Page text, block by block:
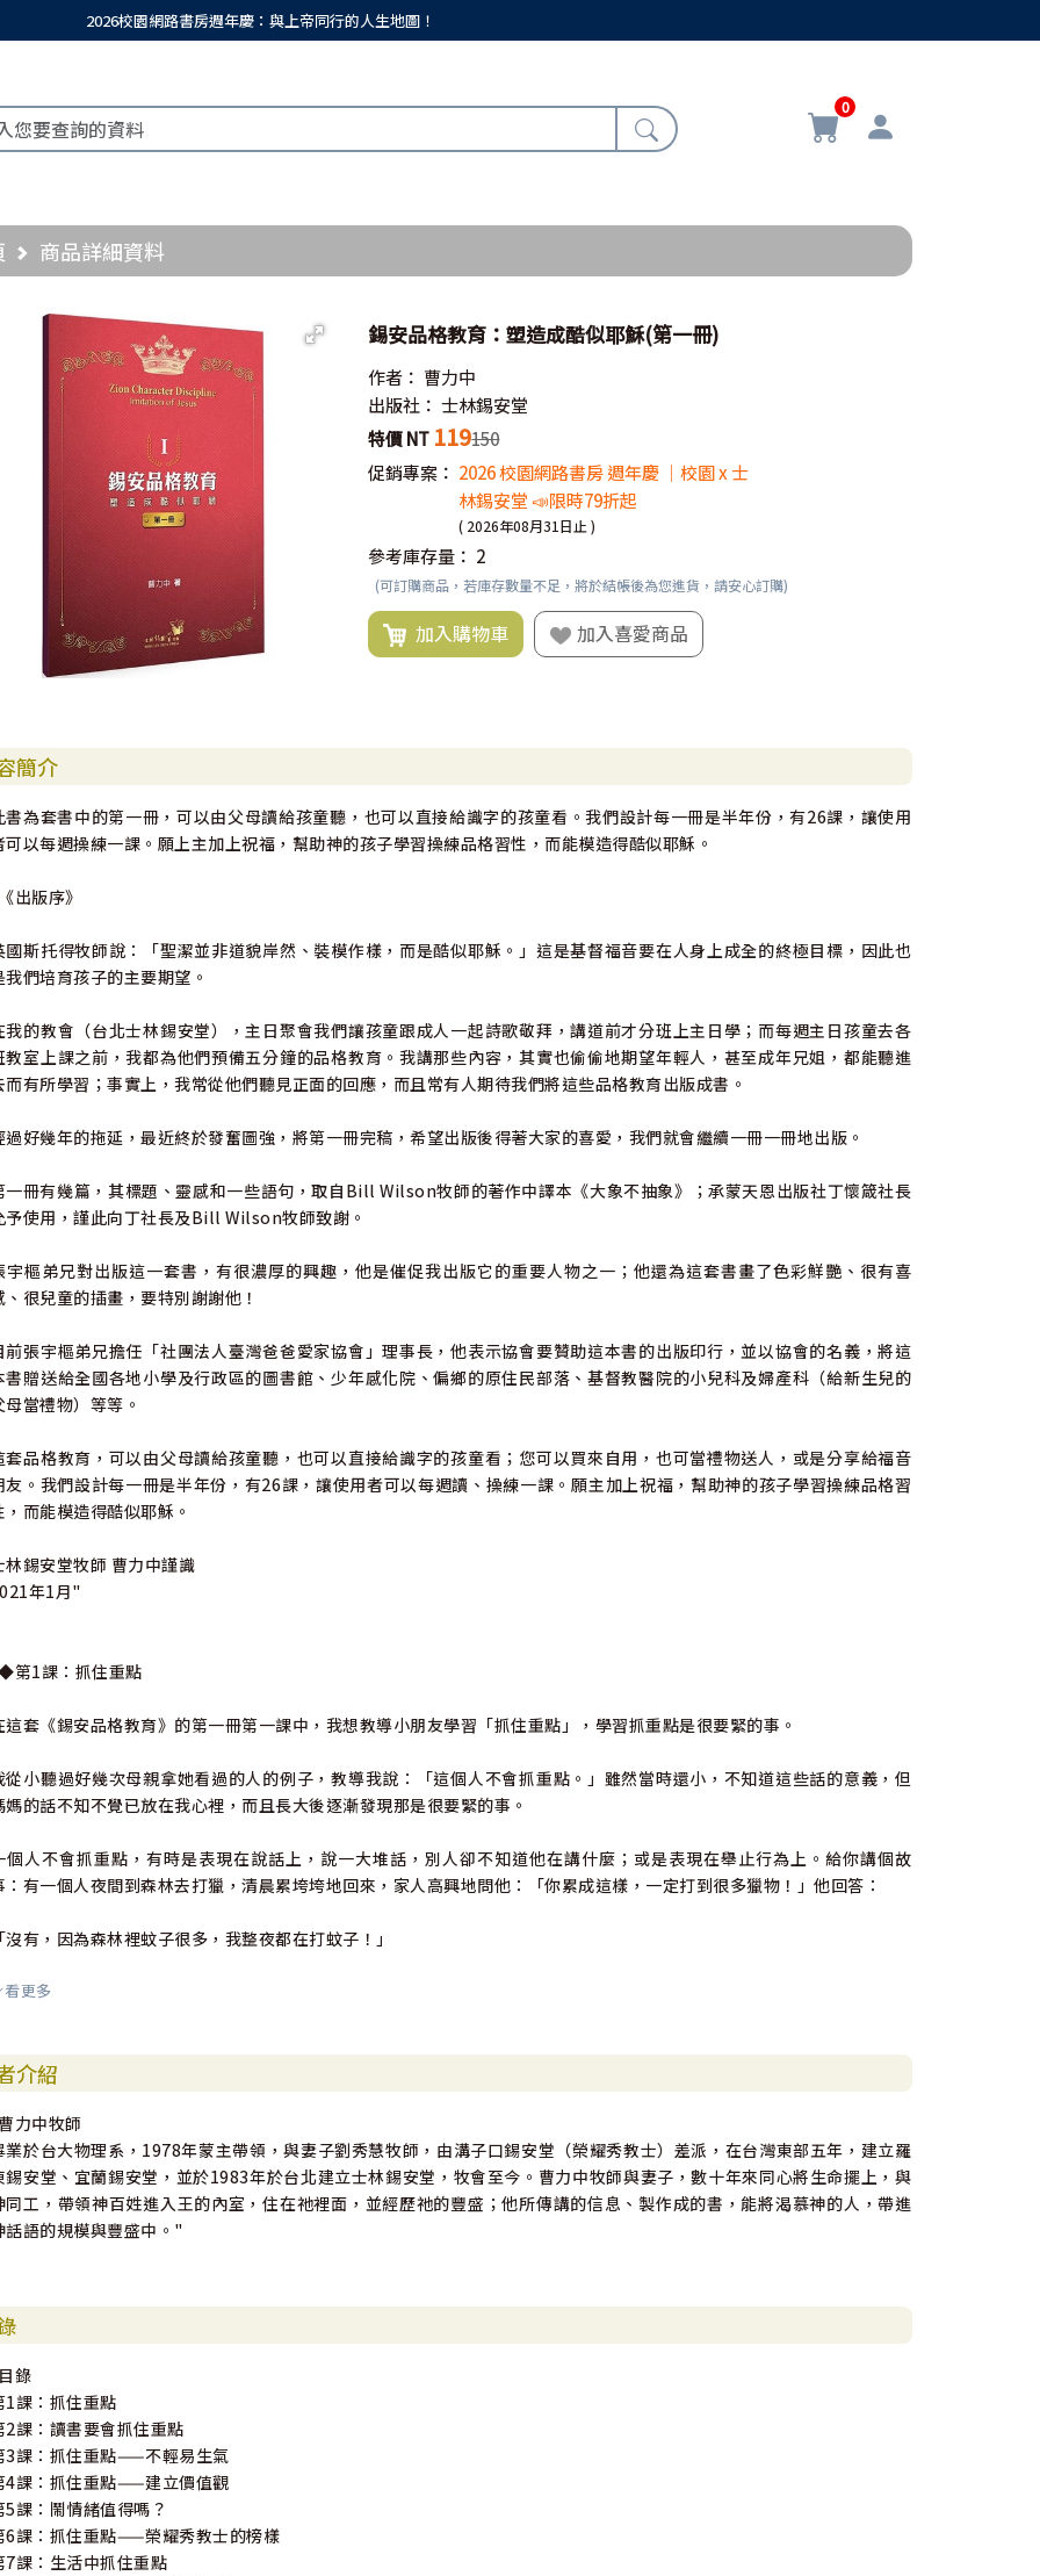
2026校園網路書房週年慶：與上帝同行的人生地圖！
0
商品詳細資料
錫安品格教育：塑造成酷似耶穌(第一冊)
作者： 曹力中
出版社： 士林錫安堂
特價 NT 119150
促銷專案： 2026 校園網路書房 週年慶 ｜校園 x 士
林錫安堂 📣限時79折起
( 2026年08月31日止 )
參考庫存量： 2
(可訂購商品，若庫存數量不足，將於結帳後為您進貨，請安心訂購)
加入購物車 加入喜愛商品
簡介
書為套書中的第一冊，可以由父母讀給孩童聽，也可以直接給識字的孩童看。我們設計每一冊是半年份，有26課，讓使用
可以每週操練一課。願上主加上祝福，幫助神的孩子學習操練品格習性，而能模造得酷似耶穌。
出版序》
國斯托得牧師說：「聖潔並非道貌岸然、裝模作樣，而是酷似耶穌。」這是基督福音要在人身上成全的終極目標，因此也
我們培育孩子的主要期望。
我的教會（台北士林錫安堂），主日聚會我們讓孩童跟成人一起詩歌敬拜，講道前才分班上主日學；而每週主日孩童去各
教室上課之前，我都為他們預備五分鐘的品格教育。我講那些內容，其實也偷偷地期望年輕人，甚至成年兄姐，都能聽進
而有所學習；事實上，我常從他們聽見正面的回應，而且常有人期待我們將這些品格教育出版成書。
過好幾年的拖延，最近終於發奮圖強，將第一冊完稿，希望出版後得著大家的喜愛，我們就會繼續一冊一冊地出版。
一冊有幾篇，其標題、靈感和一些語句，取自Bill Wilson牧師的著作中譯本《大象不抽象》；承蒙天恩出版社丁懷箴社長
予使用，謹此向丁社長及Bill Wilson牧師致謝。
宇樞弟兄對出版這一套書，有很濃厚的興趣，他是催促我出版它的重要人物之一；他還為這套書畫了色彩鮮艷、很有喜
、很兒童的插畫，要特別謝謝他！
前張宇樞弟兄擔任「社團法人臺灣爸爸愛家協會」理事長，他表示協會要贊助這本書的出版印行，並以協會的名義，將這
書贈送給全國各地小學及行政區的圖書館、少年感化院、偏鄉的原住民部落、基督教醫院的小兒科及婦產科（給新生兒的
母當禮物）等等。
套品格教育，可以由父母讀給孩童聽，也可以直接給識字的孩童看；您可以買來自用，也可當禮物送人，或是分享給福音
友。我們設計每一冊是半年份，有26課，讓使用者可以每週讀、操練一課。願主加上祝福，幫助神的孩子學習操練品格習
，而能模造得酷似耶穌。
林錫安堂牧師 曹力中謹識
年1月"
第1課：抓住重點
這套《錫安品格教育》的第一冊第一課中，我想教導小朋友學習「抓住重點」，學習抓重點是很要緊的事。
從小聽過好幾次母親拿她看過的人的例子，教導我說：「這個人不會抓重點。」雖然當時還小，不知道這些話的意義，但
媽的話不知不覺已放在我心裡，而且長大後逐漸發現那是很要緊的事。
個人不會抓重點，有時是表現在說話上，說一大堆話，別人卻不知道他在講什麼；或是表現在舉止行為上。給你講個故
：有一個人夜間到森林去打獵，清晨累垮垮地回來，家人高興地問他：「你累成這樣，一定打到很多獵物！」他回答：
沒有，因為森林裡蚊子很多，我整夜都在打蚊子！」
然蚊子那麼多，你打不打蚊子，都一樣會被蚊子咬，何不別理牠而專心打獵？我們生命裡有很多像這類的事，請記得，不
想參考專職從事文字事工的李鴻志牧師的教導，教大家一件事，幫助你學習抓住重點。建議你預備一本空白筆記本，每天
上做完功課或是臨睡前，花幾分鐘寫下三件事，每件事儘量不超過20個字：
我今天在聖經裡讀到什麼？或抄錄一節當天讀到的經文。
我今天學到什麼事？用頭腦想一想，今天有沒有學到甚麼？
記下一件今天重要的事。想一想今天發生過甚麼讓你覺得很重要的事，可能是發生在你身上的事，也可能是發生在別人身
的事，只要對你是重要的事都可以。
2課：讀書要會抓住重點
朋友要儘量學習讀書、說話、做事，都能夠直指核心，抓住重點（Get to The Point）。
用個比喻來說，媽媽包了粽子，一個一個地綁在一起；包好、綁好後，粽子交錯一起，讓你很難把它理得整齊。這時你可
從繩頭將粽子整串抓起來，再來理它們，就比較容易了。那也是抓住重點的意思。
天要特別提到讀書，讀書很需要抓住重點。我從小學到大學畢業，讀書還讀得蠻好的，大學時候稍微差一些，因為都在預
成為傳道人，所以沒有花很多心思在功課上。當時書能讀得好，其中一個很重要的原因是「專心」，但這不是我今天要講
主題；另外一個祕訣則是 「會抓重點」，這是今天我們要提到的。
看更多
介紹
力中牧師
業於台大物理系，1978年蒙主帶領，與妻子劉秀慧牧師，由溝子口錫安堂（榮耀秀教士）差派，在台灣東部五年，建立羅
錫安堂、宜蘭錫安堂，並於1983年於台北建立士林錫安堂，牧會至今。曹力中牧師與妻子，數十年來同心將生命擺上，與
同工，帶領神百姓進入王的內室，住在祂裡面，並經歷祂的豐盛；他所傳講的信息、製作成的書，能將渴慕神的人，帶進
話語的規模與豐盛中。"
錄
1課：抓住重點
2課：讀書要會抓住重點
3課：抓住重點——不輕易生氣
4課：抓住重點——建立價值觀
5課：鬧情緒值得嗎？
6課：抓住重點——榮耀秀教士的榜樣
7課：生活中抓住重點